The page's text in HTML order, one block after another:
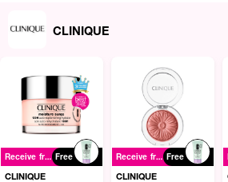
● Activated Aloe Water ช่วยเสริมความชุ่มชื้นให้
ขนาด75 ml.
How to Use :
ลูบไล้ CLINIQUE Moisture Surge 100H Auto-
ใบหน้า เป็นประจำเช้า-เย็น
CLINIQUE
Receive free gift Free
CLINIQUE
Receive free gift Free
CLINIQUE